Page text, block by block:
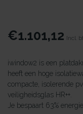
€1.101,12 Incl.
iwindow2 is een
heeft een hoge
compacte, isolerende
veiligheidsglas HR++.
Je bespaart 63%